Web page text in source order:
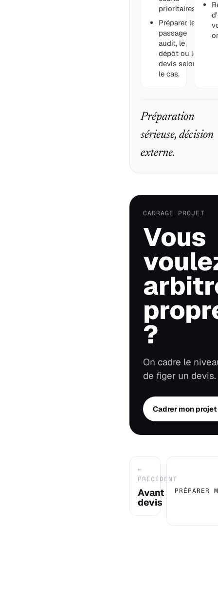
prioritaires.
Préparer le
passage
audit, le
dépôt ou le
devis selon
le cas.
Préparation
sérieuse, décision
externe.
CADRAGE PROJET
Vous
?
On cadre le
de figer un devis.
Cadrer mon projet
←
PRÉCÉDENT
Avant
devis
PRÉPARER